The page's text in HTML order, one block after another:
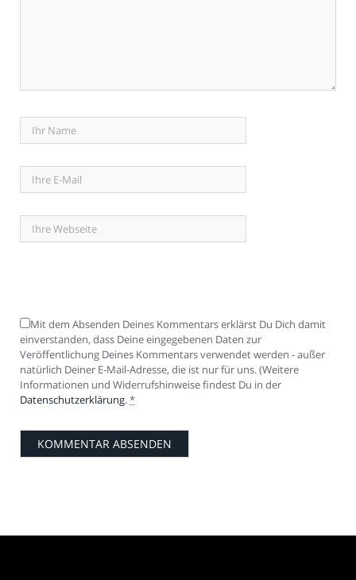
Mit dem Absenden Deines Kommentars erklärst Du Dich damit
einverstanden, dass Deine eingegebenen Daten zur
Veröffentlichung Deines Kommentars verwendet werden - außer
natürlich Deiner E-Mail-Adresse, die ist nur für uns. (Weitere
Informationen und Widerrufshinweise findest Du in der
Datenschutzerklärung.*